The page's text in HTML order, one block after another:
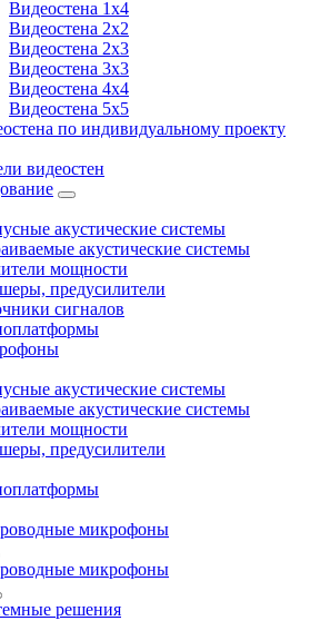
Видеостена 1x4
Видеостена 2x2
Видеостена 2x3
Видеостена 3x3
Видеостена 4x4
Видеостена 5x5
по индивидуальному проекту
видеостен
акустические системы
акустические системы
мощности
предусилители
сигналов
акустические системы
акустические системы
мощности
предусилители
микрофоны
микрофоны
решения